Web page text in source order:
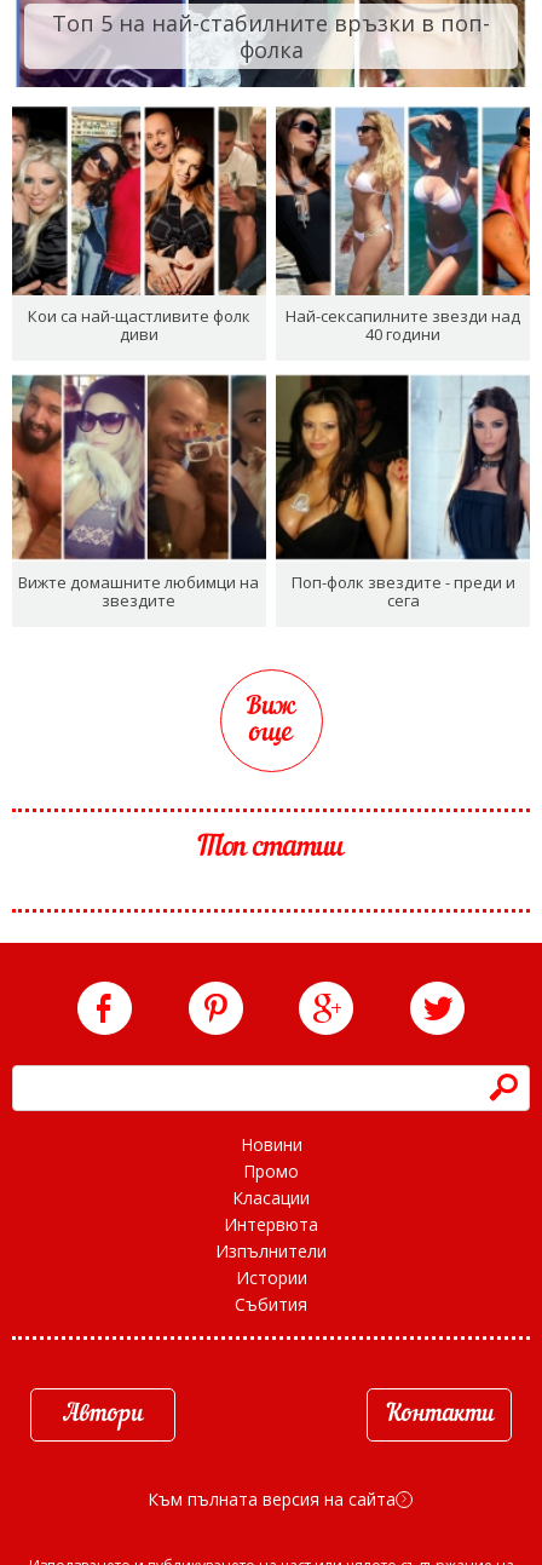
Топ 5 на най-стабилните връзки в поп-
фолка
Кои са най-щастливите фолк
диви
Най-сексапилните звезди над
40 години
Вижте домашните любимци на
звездите
Поп-фолк звездите - преди и
сега
Виж
още
Топ статии
h
Новини
Промо
Класации
Интервюта
Изпълнители
Истории
Събития
Автори Контакти
Към пълната версия на сайта d